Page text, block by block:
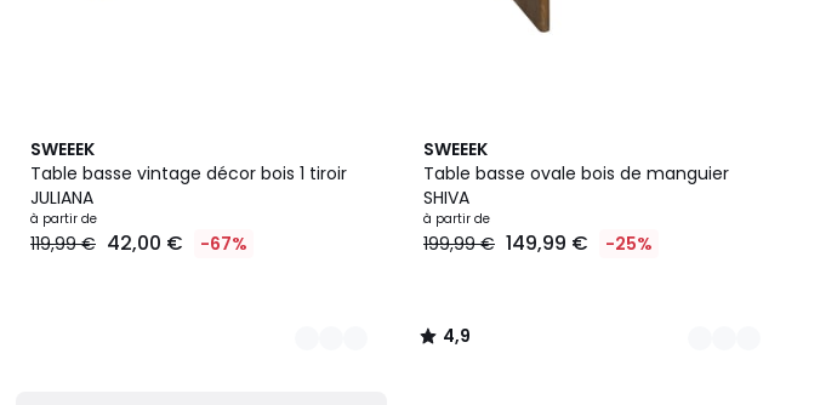
SWEEEK
Table basse vintage décor bois 1 tiroir
JULIANA
à partir de
119,99 € 42,00 € -67%
2
Couleurs
SWEEEK
Table basse ovale bois de manguier
SHIVA
à partir de
199,99 € 149,99 € -25%
4,9
/ 5
2
Couleurs
4,9
/